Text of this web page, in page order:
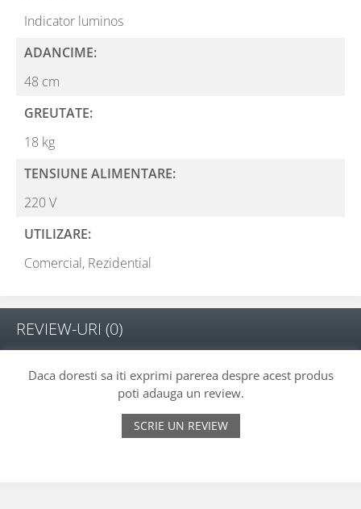
Indicator luminos
ADANCIME:
48 cm
GREUTATE:
18 kg
TENSIUNE ALIMENTARE:
220 V
UTILIZARE:
Comercial, Rezidential
REVIEW-URI (0)
Daca doresti sa iti exprimi parerea despre acest produs
poti adauga un review.
SCRIE UN REVIEW